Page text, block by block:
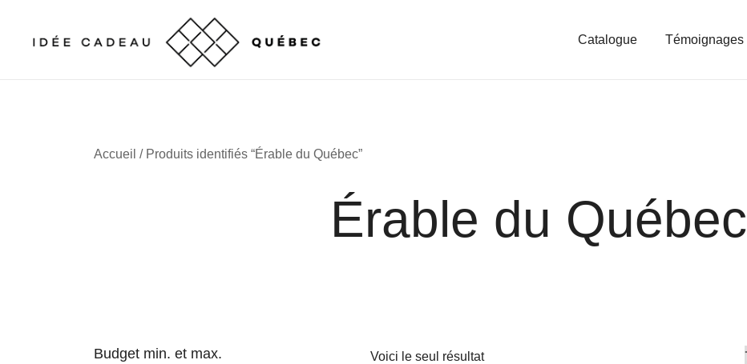
content
Catalogue Témoignages
Accueil / Produits identifiés “Érable du Québec”
Érable du Québec
Voici le seul résultat
Budget min. et max.